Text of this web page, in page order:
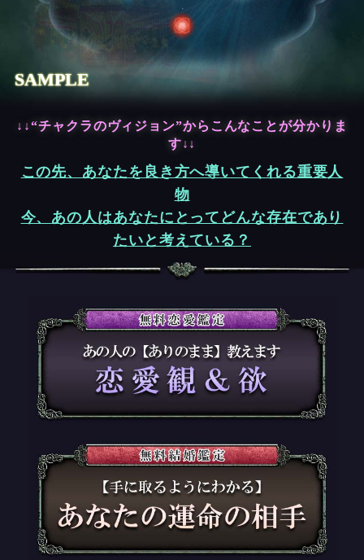
SAMPLE
↓↓“チャクラのヴィジョン”からこんなことが分かりま
す↓↓
この先、あなたを良き方へ導いてくれる重要人
物
今、あの人はあなたにとってどんな存在であり
たいと考えている？